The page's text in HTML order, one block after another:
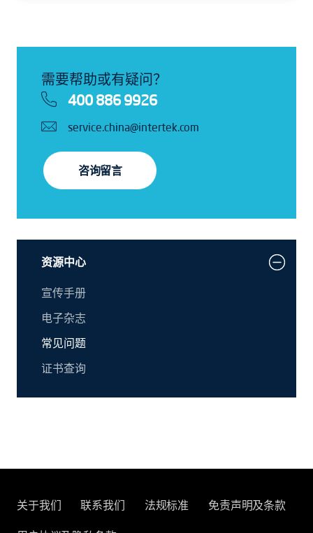
需要帮助或有疑问？
400 886 9926
service.china@intertek.com
咨询留言
资源中心
宣传手册
电子杂志
常见问题
证书查询
关于我们 联系我们 法规标准 免责声明及条款